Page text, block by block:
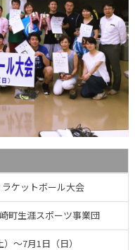
ケットボール大会
町生涯スポーツ事業団
〜7月1日（日）